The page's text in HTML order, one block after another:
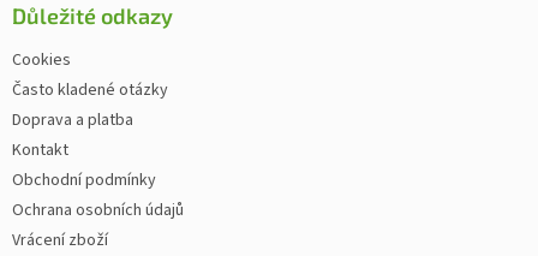
Důležité odkazy
Cookies
Často kladené otázky
Doprava a platba
Kontakt
Obchodní podmínky
Ochrana osobních údajů
Vrácení zboží